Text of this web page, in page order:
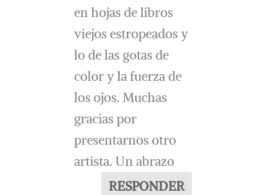
en hojas de libros
viejos estropeados y
lo de las gotas de
color y la fuerza de
los ojos. Muchas
gracias por
presentarnos otro
artista. Un abrazo
RESPONDER